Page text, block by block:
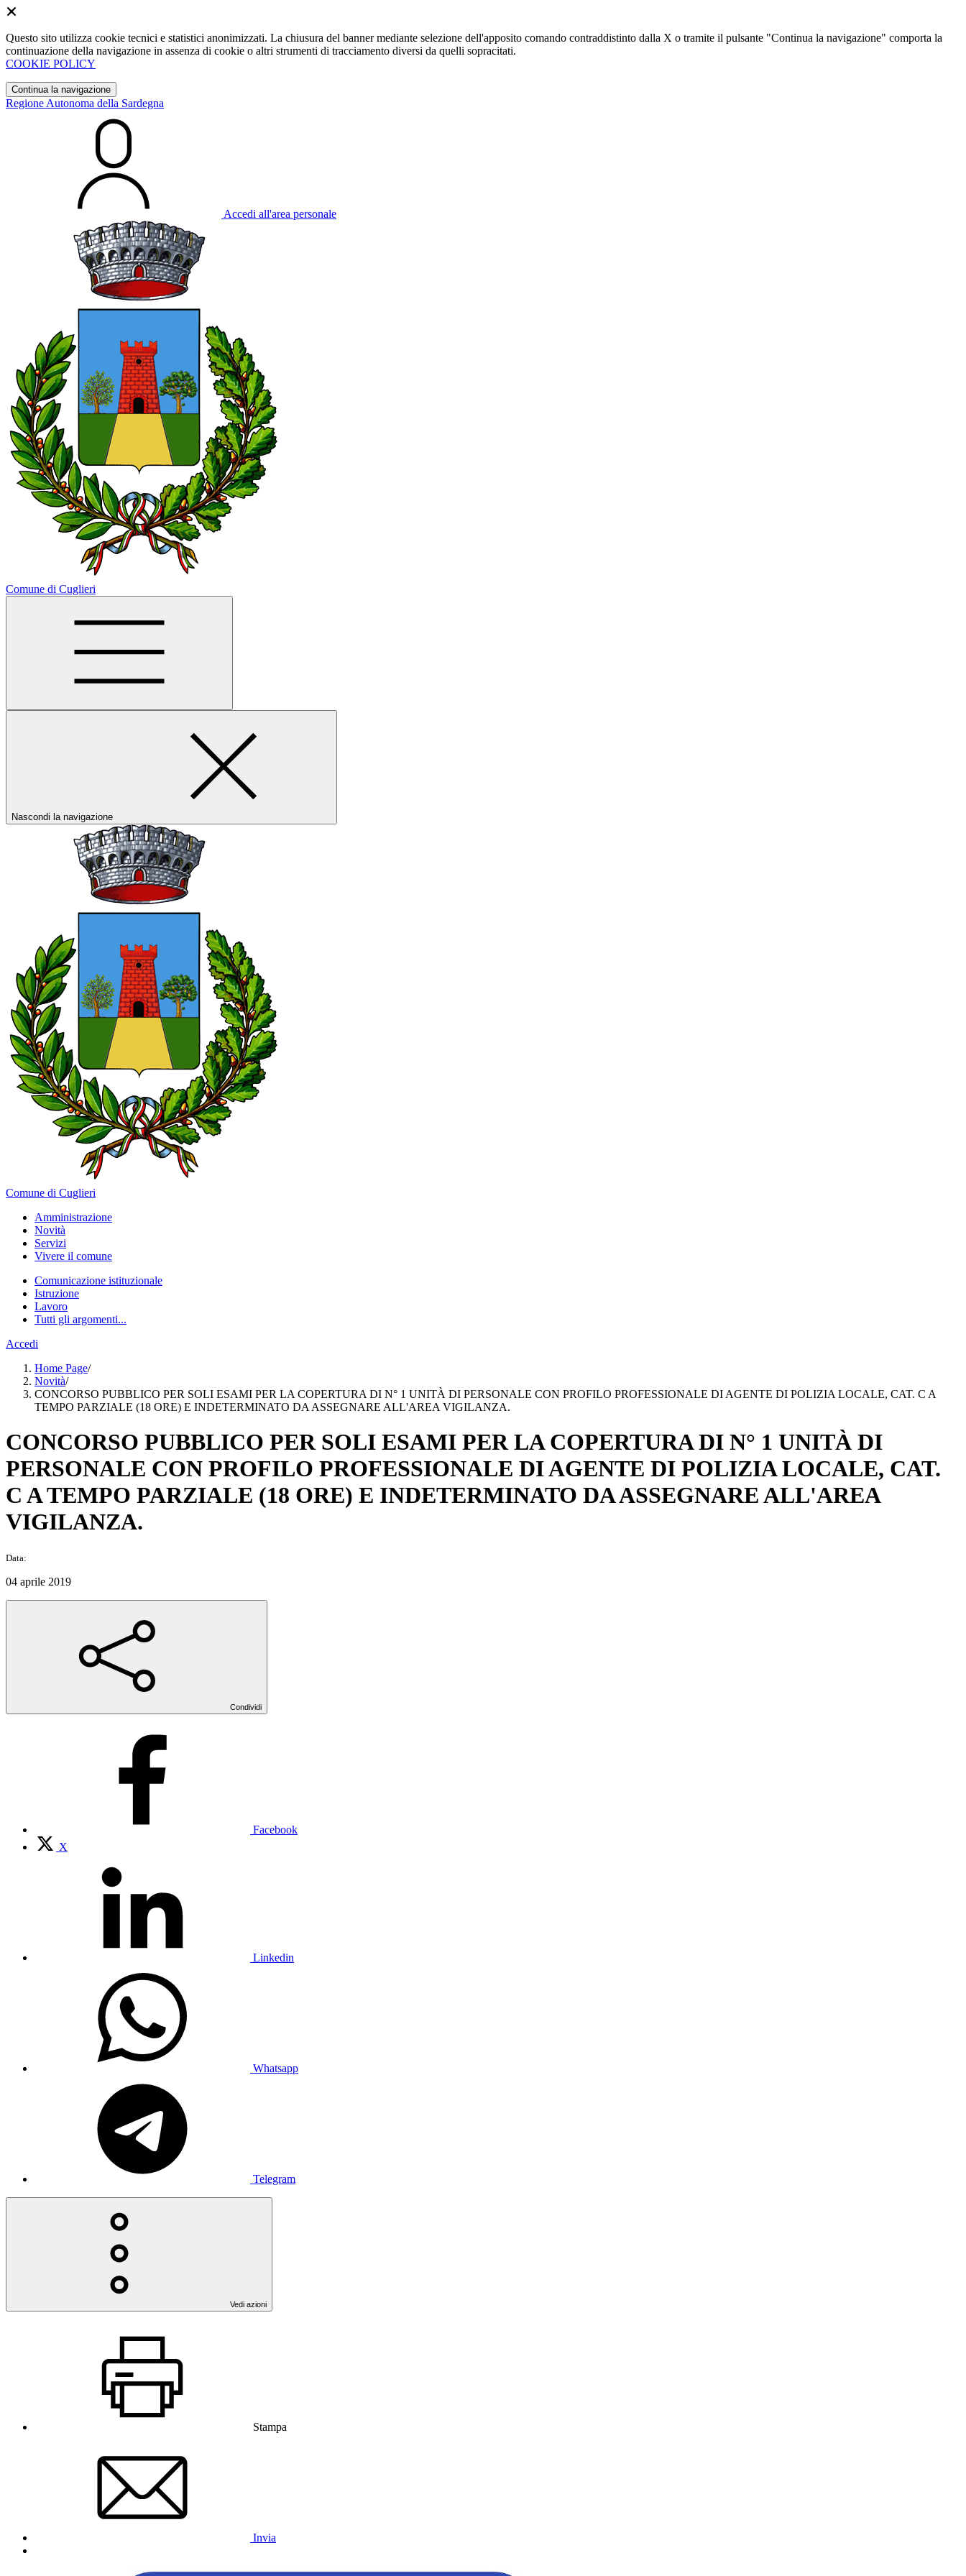
Questo sito utilizza cookie tecnici e statistici anonimizzati. La chiusura del banner mediante selezione dell'apposito comando contraddistinto dalla X o tramite il pulsante "Continua la navigazione" comporta la
continuazione della navigazione in assenza di cookie o altri strumenti di tracciamento diversi da quelli sopracitati.
COOKIE POLICY
Continua la navigazione
Regione Autonoma della Sardegna
Accedi all'area personale
Comune di Cuglieri
Nascondi la navigazione
Comune di Cuglieri
Amministrazione
Novità
Servizi
Vivere il comune
Comunicazione istituzionale
Istruzione
Lavoro
Tutti gli argomenti...
Accedi
Home Page/
Novità/
CONCORSO PUBBLICO PER SOLI ESAMI PER LA COPERTURA DI N° 1 UNITÀ DI PERSONALE CON PROFILO PROFESSIONALE DI AGENTE DI POLIZIA LOCALE, CAT. C A
TEMPO PARZIALE (18 ORE) E INDETERMINATO DA ASSEGNARE ALL'AREA VIGILANZA.
CONCORSO PUBBLICO PER SOLI ESAMI PER LA COPERTURA DI N° 1 UNITÀ DI
PERSONALE CON PROFILO PROFESSIONALE DI AGENTE DI POLIZIA LOCALE, CAT.
C A TEMPO PARZIALE (18 ORE) E INDETERMINATO DA ASSEGNARE ALL'AREA
VIGILANZA.
Data:
04 aprile 2019
Condividi
Facebook
X
Linkedin
Whatsapp
Telegram
Vedi azioni
Stampa
Invia